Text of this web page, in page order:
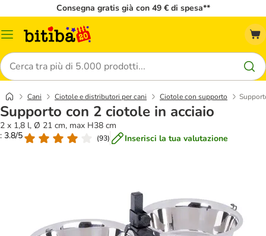
Consegna gratis già con 49 € di spesa**
Overview
Cerca
Cani Ciotole e distributori per cani Ciotole con supporto
Supporto con 2 ciotole in acciaio
2 x 1,8 l, Ø 21 cm, max H38 cm
: 3.8/5
(93) Inserisci la tua valutazione